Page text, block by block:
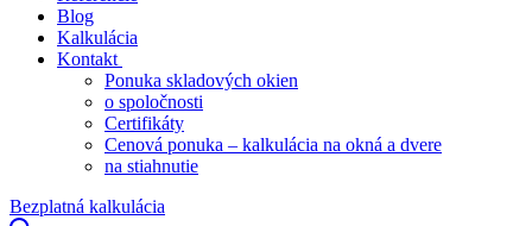
Blog
Kalkulácia
Kontakt
Ponuka skladových okien
o spoločnosti
Certifikáty
Cenová ponuka – kalkulácia na okná a dvere
na stiahnutie
Bezplatná kalkulácia